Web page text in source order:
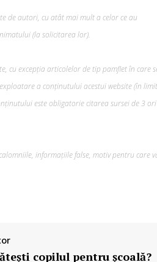
de autori, cu atât mai mult a celor ce au
(la solicitarea lor).
cu excepția articolelor de tip pamflet în care
a conținutului acestui website (în
este obligatorie citarea sursei de 3 ori
informațiile false, motiv pentru care
copilul pentru școală?